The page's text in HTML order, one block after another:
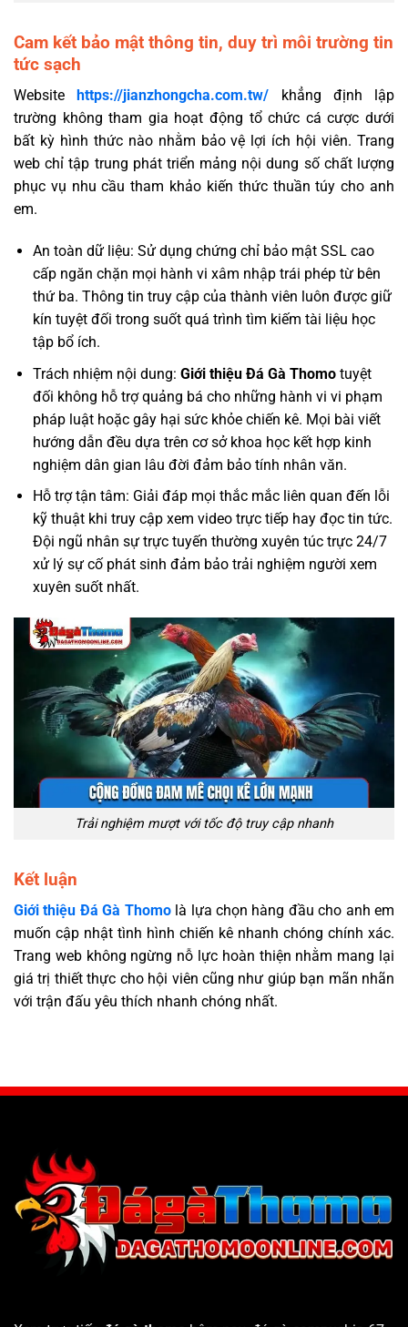
Cam kết bảo mật thông tin, duy trì môi trường tin
tức sạch
Website https://jianzhongcha.com.tw/ khẳng định lập
trường không tham gia hoạt động tổ chức cá cược dưới
bất kỳ hình thức nào nhằm bảo vệ lợi ích hội viên. Trang
web chỉ tập trung phát triển mảng nội dung số chất lượng
phục vụ nhu cầu tham khảo kiến thức thuần túy cho anh
em.
An toàn dữ liệu: Sử dụng chứng chỉ bảo mật SSL cao
cấp ngăn chặn mọi hành vi xâm nhập trái phép từ bên
thứ ba. Thông tin truy cập của thành viên luôn được giữ
kín tuyệt đối trong suốt quá trình tìm kiếm tài liệu học
tập bổ ích.
Trách nhiệm nội dung: Giới thiệu Đá Gà Thomotuyệt
đối không hỗ trợ quảng bá cho những hành vi vi phạm
pháp luật hoặc gây hại sức khỏe chiến kê. Mọi bài viết
hướng dẫn đều dựa trên cơ sở khoa học kết hợp kinh
nghiệm dân gian lâu đời đảm bảo tính nhân văn.
Hỗ trợ tận tâm: Giải đáp mọi thắc mắc liên quan đến lỗi
kỹ thuật khi truy cập xem video trực tiếp hay đọc tin tức.
Đội ngũ nhân sự trực tuyến thường xuyên túc trực 24/7
xử lý sự cố phát sinh đảm bảo trải nghiệm người xem
xuyên suốt nhất.
Trải nghiệm mượt với tốc độ truy cập nhanh
Kết luận
Giới thiệu Đá Gà Thomolà lựa chọn hàng đầu cho anh em
muốn cập nhật tình hình chiến kê nhanh chóng chính xác.
Trang web không ngừng nỗ lực hoàn thiện nhằm mang lại
giá trị thiết thực cho hội viên cũng như giúp bạn mãn nhãn
với trận đấu yêu thích nhanh chóng nhất.